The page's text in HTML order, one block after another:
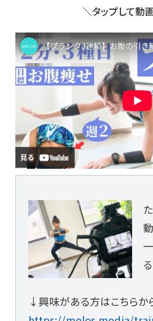
＼タップして動
↓興味がある方はこちらか